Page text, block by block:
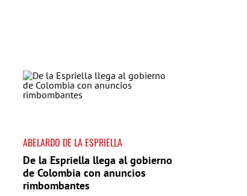
ABELARDO DE LA ESPRIELLA
De la Espriella llega al gobierno
de Colombia con anuncios
rimbombantes